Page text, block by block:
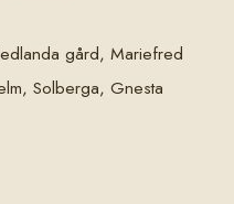
gård, Mariefred
Solberga, Gnesta